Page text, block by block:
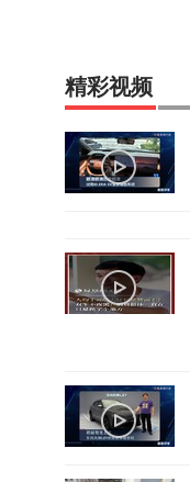
精彩视频